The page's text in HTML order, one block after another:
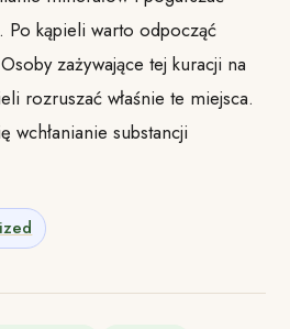
kąpieli warto odpocząć
zażywające tej kuracji na
rozruszać właśnie te miejsca.
wchłanianie substancji